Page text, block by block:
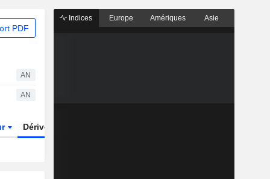
PDF
AN
AN
Dérivés
Indices Europe Amériques Asie